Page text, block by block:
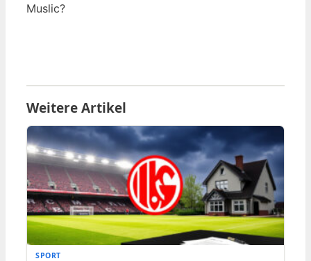
Muslic?
Weitere Artikel
SPORT